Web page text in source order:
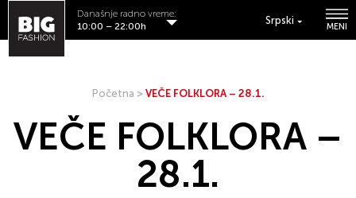
Srpski
MENI
Današnje radno vreme:
10:00 – 22:00h
Početna > VEČE FOLKLORA – 28.1.
VEČE FOLKLORA –
28.1.